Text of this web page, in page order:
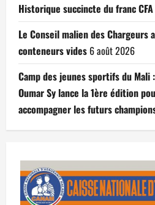
Historique succincte du franc CFA
Le Conseil malien des
conteneurs vides 6 août 2026
Camp des jeunes sportifs du Mali
Oumar Sy lance la 1ère édition
accompagner les futurs